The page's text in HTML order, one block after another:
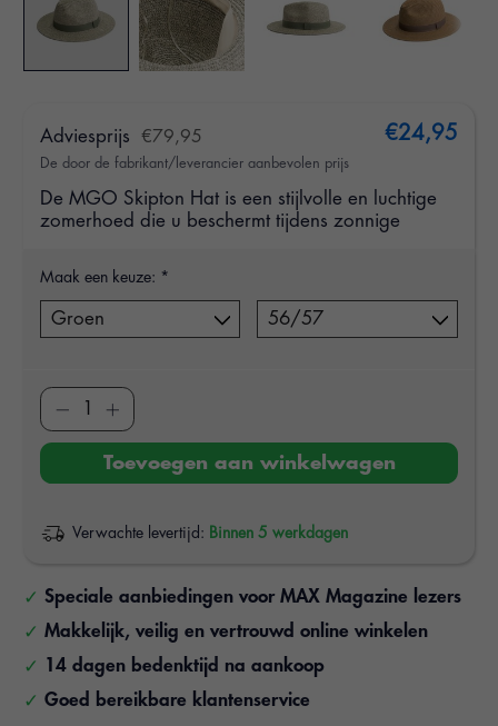
Adviesprijs €79,95
De door de fabrikant/leverancier aanbevolen prijs
€24,95
De MGO Skipton Hat is een stijlvolle en luchtige
zomerhoed die u beschermt tijdens zonnige
Maak een keuze: *
Toevoegen aan winkelwagen
Verwachte levertijd: Binnen 5 werkdagen
Speciale aanbiedingen voor MAX Magazine lezers
Makkelijk, veilig en vertrouwd online winkelen
14 dagen bedenktijd na aankoop
Goed bereikbare klantenservice